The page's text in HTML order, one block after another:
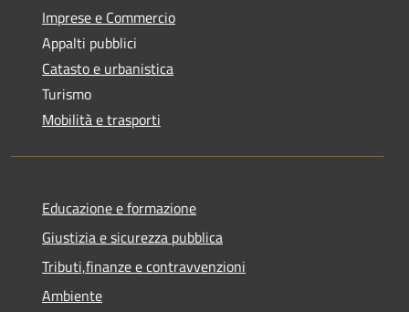
Imprese e Commercio
Appalti pubblici
Catasto e urbanistica
Turismo
Mobilità e trasporti
Educazione e formazione
Giustizia e sicurezza pubblica
Tributi,finanze e contravvenzioni
Ambiente